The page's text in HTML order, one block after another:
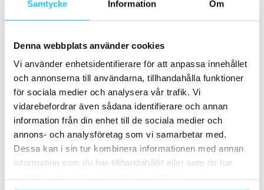
Samtycke Information Om
Denna webbplats använder cookies
Vi använder enhetsidentifierare för att anpassa innehållet
och annonserna till användarna, tillhandahålla funktioner
för sociala medier och analysera vår trafik. Vi
vidarebefordrar även sådana identifierare och annan
information från din enhet till de sociala medier och
annons- och analysföretag som vi samarbetar med.
Dessa kan i sin tur kombinera informationen med annan
information som du har tillhandahållit eller som de har
Fightbox förvärvar Vici Athletics
Samarbete
- Annons -